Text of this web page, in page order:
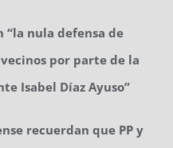
nula defensa de
por parte de la
Isabel Díaz Ayuso”
recuerdan que PP y